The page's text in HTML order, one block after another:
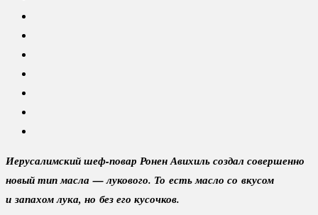
Иерусалимский шеф-повар Ронен Авихиль создал совершенно
новый тип масла — лукового. То есть масло со вкусом
и запахом лука, но без его кусочков.